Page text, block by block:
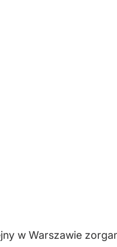
w Warszawie